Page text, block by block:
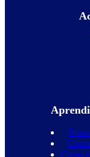
Curso